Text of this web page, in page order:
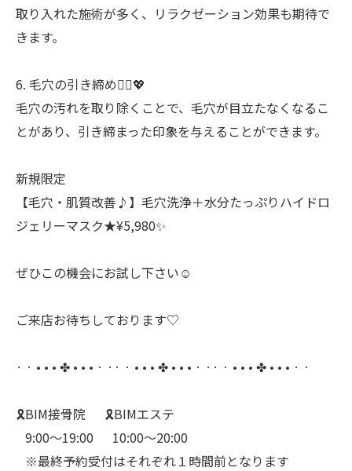
取り入れた施術が多く、リラクゼーション効果も期待で
きます。
6. 毛穴の引き締め🧏‍♀️💖
毛穴の汚れを取り除くことで、毛穴が目立たなくなるこ
とがあり、引き締まった印象を与えることができます。
新規限定
【毛穴・肌質改善♪】毛穴洗浄＋水分たっぷりハイドロ
ジェリーマスク★¥5,980✨
ぜひこの機会にお試し下さい☺️
ご来店お待ちしております♡
· · • • • ✤ • • • · ·· · • • • ✤ • • • · ·· · • • • ✤ • • • · ·
🎗️BIM接骨院⠀⠀🎗️BIMエステ
⠀9:00〜19:00⠀⠀10:00〜20:00
⠀※最終予約受付はそれぞれ１時間前となります